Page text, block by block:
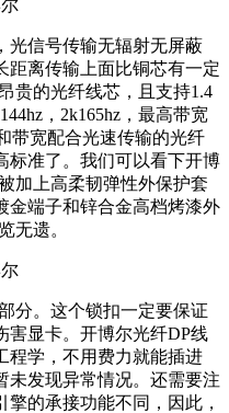
光信号传输无辐射无屏蔽
距离传输上面比铜芯有一定
贵的光纤线芯，且支持1.4
，2k165hz，最高带宽
带宽配合光速传输的光纤
标准了。我们可以看下开博
加上高柔韧弹性外保护套
金端子和锌合金高档烤漆外
无遗。
分。这个锁扣一定要保证
害显卡。开博尔光纤DP线
程学，不用费力就能插进
未发现异常情况。还需要注
的承接功能不同，因此，